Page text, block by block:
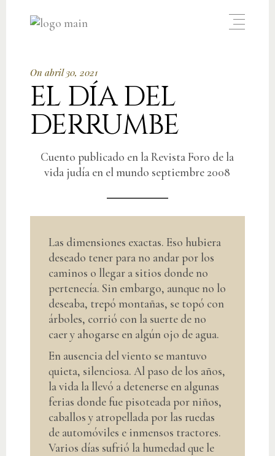
On abril 30, 2021
EL DÍA DEL
DERRUMBE
Cuento publicado en la Revista Foro de la
vida judía en el mundo septiembre 2008
Las dimensiones exactas. Eso hubiera
deseado tener para no andar por los
caminos o llegar a sitios donde no
pertenecía. Sin embargo, aunque no lo
deseaba, trepó montañas, se topó con
árboles, corrió con la suerte de no
caer y ahogarse en algún ojo de agua.
En ausencia del viento se mantuvo
quieta, silenciosa. Al paso de los años,
la vida la llevó a detenerse en algunas
ferias donde fue pisoteada por niños,
caballos y atropellada por las ruedas
de automóviles e inmensos tractores.
Varios días sufrió la humedad que le